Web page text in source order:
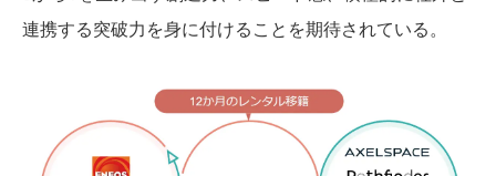
連携する突破力を身に付けることを期待されている。